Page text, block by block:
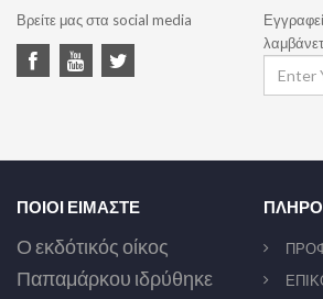
Βρείτε μας στα social media
ΠΟΙΟΙ ΕΙΜΑΣΤΕ
Ο εκδότικός οίκος
Παπαμάρκου ιδρύθηκε